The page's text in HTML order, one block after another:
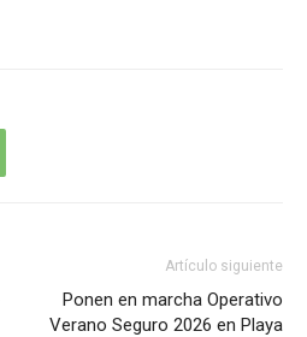
Artículo siguiente
Ponen en marcha Operativo
Verano Seguro 2026 en Playa